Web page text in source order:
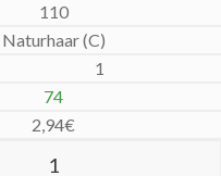
110
Naturhaar (C)
1
74
2,94€